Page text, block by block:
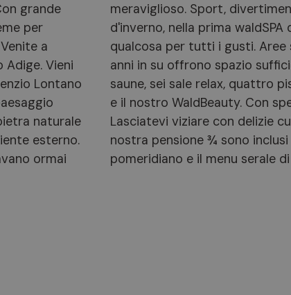
grande
per
a
Vieni
Lontano
naturale
esterno.
ormai
meraviglioso. Sport,
d'inverno, nella prima
qualcosa per tutti i gusti. Aree
anni in su offrono spazio
saune, sei sale relax, quattro
e il nostro WaldBeauty. Con
Lasciatevi viziare con delizie
nostra pensione ¾ sono
pomeridiano e il menu serale